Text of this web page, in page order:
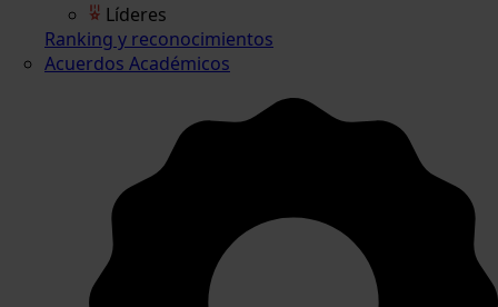
Líderes
Ranking y reconocimientos
Acuerdos Académicos